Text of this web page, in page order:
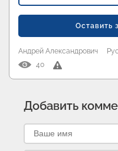
Оставить
Андрей Александрович
40
Добавить